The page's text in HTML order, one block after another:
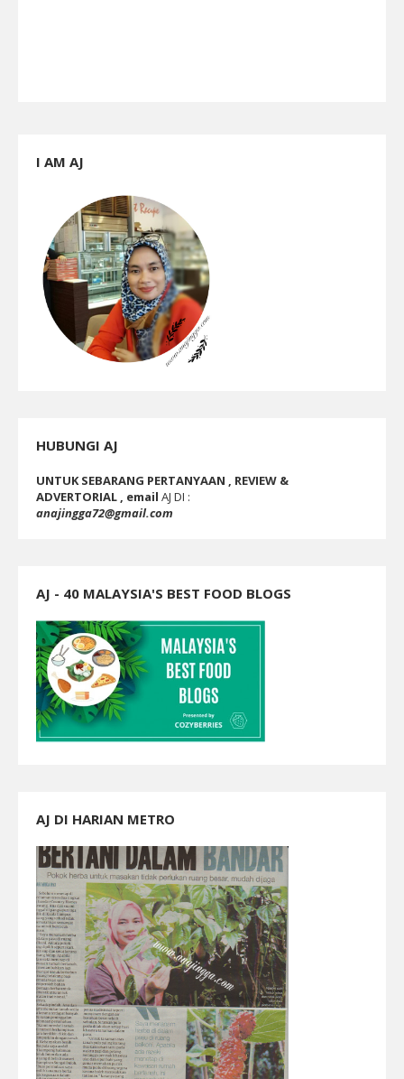
I AM AJ
HUBUNGI AJ
UNTUK SEBARANG PERTANYAAN , REVIEW &
ADVERTORIAL , email AJ DI :
anajingga72@gmail.com
AJ - 40 MALAYSIA'S BEST FOOD BLOGS
AJ DI HARIAN METRO